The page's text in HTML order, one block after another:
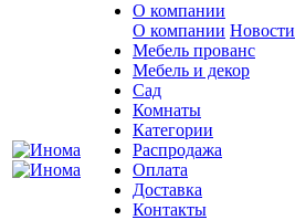
О компании
О компании Новости
Мебель прованс
Мебель и декор
Сад
Комнаты
Категории
Распродажа
Оплата
Доставка
Контакты